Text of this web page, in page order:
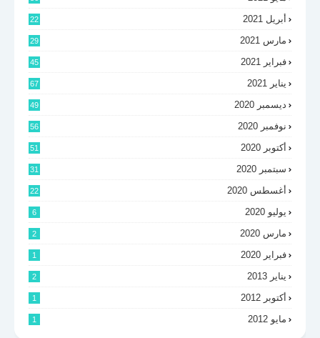
أبريل 2021 22
مارس 2021 29
فبراير 2021 45
يناير 2021 67
ديسمبر 2020 49
نوفمبر 2020 56
أكتوبر 2020 51
سبتمبر 2020 31
أغسطس 2020 22
يوليو 2020 6
مارس 2020 2
فبراير 2020 1
يناير 2013 2
أكتوبر 2012 1
مايو 2012 1